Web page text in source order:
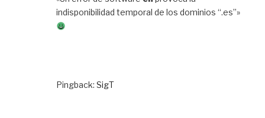
indisponibilidad temporal de los dominios “.es”»
Pingback: SigT